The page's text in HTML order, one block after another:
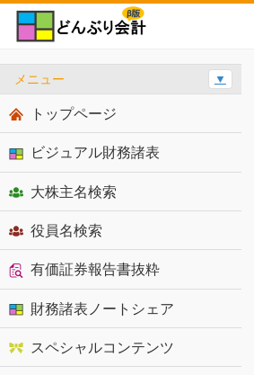
メニュー ▼
トップページ
ビジュアル財務諸表
大株主名検索
役員名検索
有価証券報告書抜粋
財務諸表ノートシェア
スペシャルコンテンツ